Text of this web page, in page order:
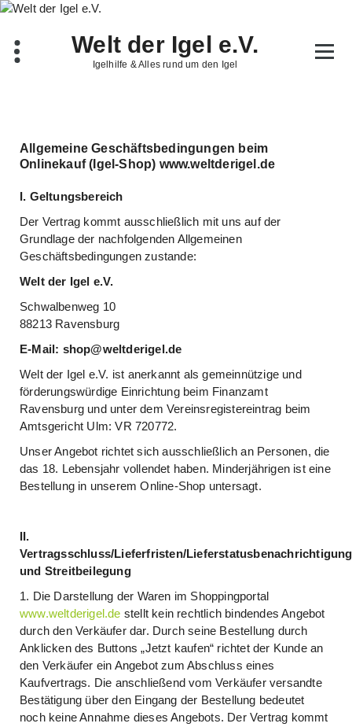
Welt der Igel e.V.
Igelhilfe & Alles rund um den Igel
Allgemeine Geschäftsbedingungen beim
Onlinekauf (Igel-Shop) www.weltderigel.de
I. Geltungsbereich
Der Vertrag kommt ausschließlich mit uns auf der
Grundlage der nachfolgenden Allgemeinen
Geschäftsbedingungen zustande:
Welt der Igel e.V.
Schwalbenweg 10
88213 Ravensburg
E-Mail: shop@weltderigel.de
Welt der Igel e.V. ist anerkannt als gemeinnützige und
förderungswürdige Einrichtung beim Finanzamt
Ravensburg und unter dem Vereinsregistereintrag beim
Amtsgericht Ulm: VR 720772.
Unser Angebot richtet sich ausschließlich an Personen, die
das 18. Lebensjahr vollendet haben. Minderjährigen ist eine
Bestellung in unserem Online-Shop untersagt.
II.
Vertragsschluss/Lieferfristen/Lieferstatusbenachrichtigung
und Streitbeilegung
1. Die Darstellung der Waren im Shoppingportal
www.weltderigel.de stellt kein rechtlich bindendes Angebot
durch den Verkäufer dar. Durch seine Bestellung durch
Anklicken des Buttons „Jetzt kaufen“ richtet der Kunde an
den Verkäufer ein Angebot zum Abschluss eines
Kaufvertrags. Die anschließend vom Verkäufer versandte
Bestätigung über den Eingang der Bestellung bedeutet
noch keine Annahme dieses Angebots. Der Vertrag kommt